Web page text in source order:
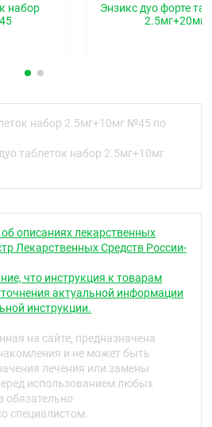
комбинированное
два отдельных
в одной упаковке:
превращающего фермента
средство
препарат, механизм его
образования из
II, снижение
ведёт к прямому
альдостерона. При этом
набор
Энзикс дуо форте
2.5мг+20мг
набор 2.5мг+10мг №45 по
таблеток набор 2.5мг+10мг
описаниях лекарственных
Лекарственных Средств России-
что инструкция к товарам
актуальной информации
инструкции.
на сайте, предназначена
и не может быть
лечения или замены
использованием любых
обязательно
специалистом.